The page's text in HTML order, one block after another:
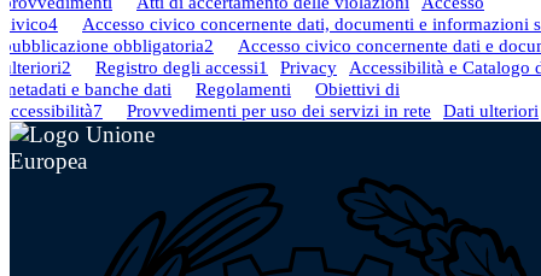
civico4
Accesso civico concernente dati, documenti e informazioni
pubblicazione obbligatoria2
Accesso civico concernente dati e
ulteriori2 Registro degli accessi1 Privacy
Accessibilità e Catalogo
metadati e banche dati
Regolamenti
Obiettivi di
accessibilità7 Provvedimenti per uso dei servizi in rete Dati ulteriori